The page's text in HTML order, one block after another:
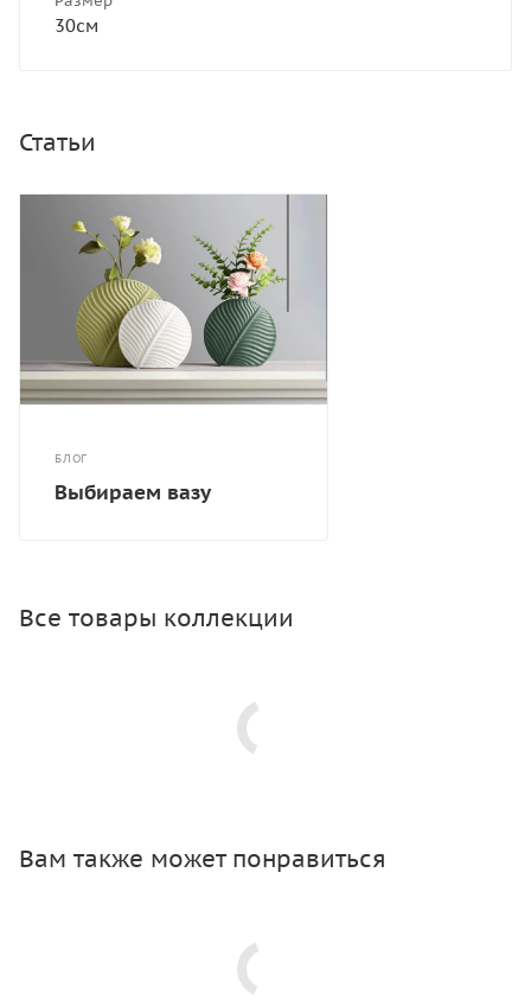
30см
Статьи
БЛОГ
Выбираем вазу
Все товары коллекции
Вам также может понравиться